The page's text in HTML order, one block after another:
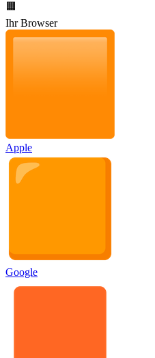
🟧
Ihr Browser
Apple
Google